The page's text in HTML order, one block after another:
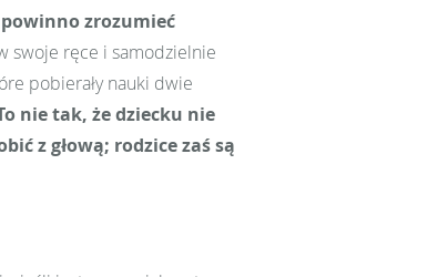
zrozumieć
swoje ręce i samodzielnie
pobierały nauki dwie
nie tak, że dziecku nie
z głową; rodzice zaś są